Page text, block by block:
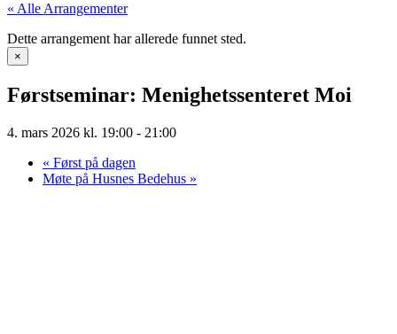
« Alle Arrangementer
Dette arrangement har allerede funnet sted.
×
Førstseminar: Menighetssenteret Moi
4. mars 2026 kl. 19:00 - 21:00
« Først på dagen
Møte på Husnes Bedehus »